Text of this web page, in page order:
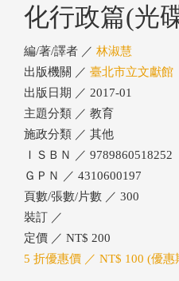
化行政篇(光
編/著/譯者 ／ 林淑慧
出版機關 ／ 臺北市立文獻館
出版日期 ／ 2017-01
主題分類 ／ 教育
施政分類 ／ 其他
ＩＳＢＮ ／ 9789860518252
ＧＰＮ ／ 4310600197
頁數/張數/片數 ／ 300
裝訂 ／
定價 ／ NT$ 200
5 折優惠價 ／ NT$ 100 (優惠